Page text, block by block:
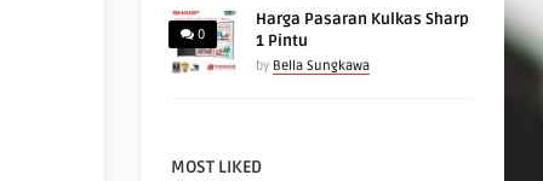
0
Harga Pasaran Kulkas Sharp
1 Pintu
by Bella Sungkawa
MOST LIKED